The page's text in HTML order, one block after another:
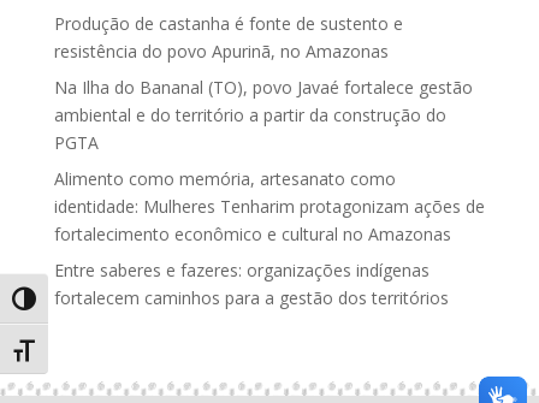
Alternar alto contraste
Alternar tamanho da fonte
Produção de castanha é fonte de sustento e
resistência do povo Apurinã, no Amazonas
Na Ilha do Bananal (TO), povo Javaé fortalece gestão
ambiental e do território a partir da construção do
PGTA
Alimento como memória, artesanato como
identidade: Mulheres Tenharim protagonizam ações de
fortalecimento econômico e cultural no Amazonas
Entre saberes e fazeres: organizações indígenas
fortalecem caminhos para a gestão dos territórios